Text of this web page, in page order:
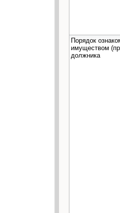
Порядок
имуществом
должника